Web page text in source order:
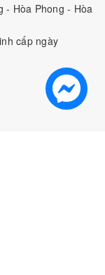
- Hòa Phong - Hòa
cấp ngày